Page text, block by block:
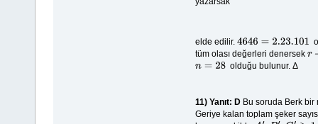
elde edilir. 4646=2.23.101
tüm olası değerleri denersek r+
n=28 olduğu bulunur. Δ
11) Yanıt: DBu soruda Berk bir
Geriye kalan toplam şeker